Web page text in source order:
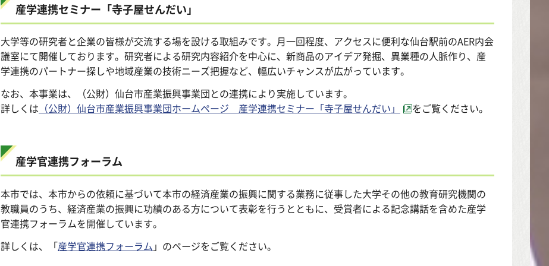
産学連携セミナー「寺子屋せんだい」
大学等の研究者と企業の皆様が交流する場を設ける取組みです。月一回程度、アクセスに便利な仙台駅前のAER内会
議室にて開催しております。研究者による研究内容紹介を中心に、新商品のアイデア発掘、異業種の人脈作り、産
学連携のパートナー探しや地域産業の技術ニーズ把握など、幅広いチャンスが広がっています。
なお、本事業は、（公財）仙台市産業振興事業団との連携により実施しています。
詳しくは （公財）仙台市産業振興事業団ホームページ 産学連携セミナー「寺子屋せんだい」 をご覧ください。
産学官連携フォーラム
本市では、本市からの依頼に基づいて本市の経済産業の振興に関する業務に従事した大学その他の教育研究機関の
教職員のうち、経済産業の振興に功績のある方について表彰を行うとともに、受賞者による記念講話を含めた産学
官連携フォーラムを開催しています。
詳しくは、「産学官連携フォーラム 」のページをご覧ください。